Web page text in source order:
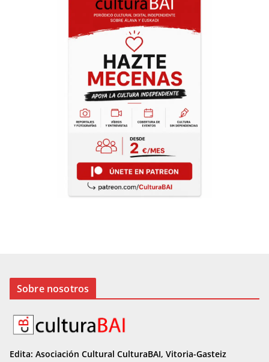
Sobre nosotros
Edita: Asociación Cultural CulturaBAI, Vitoria-Gasteiz